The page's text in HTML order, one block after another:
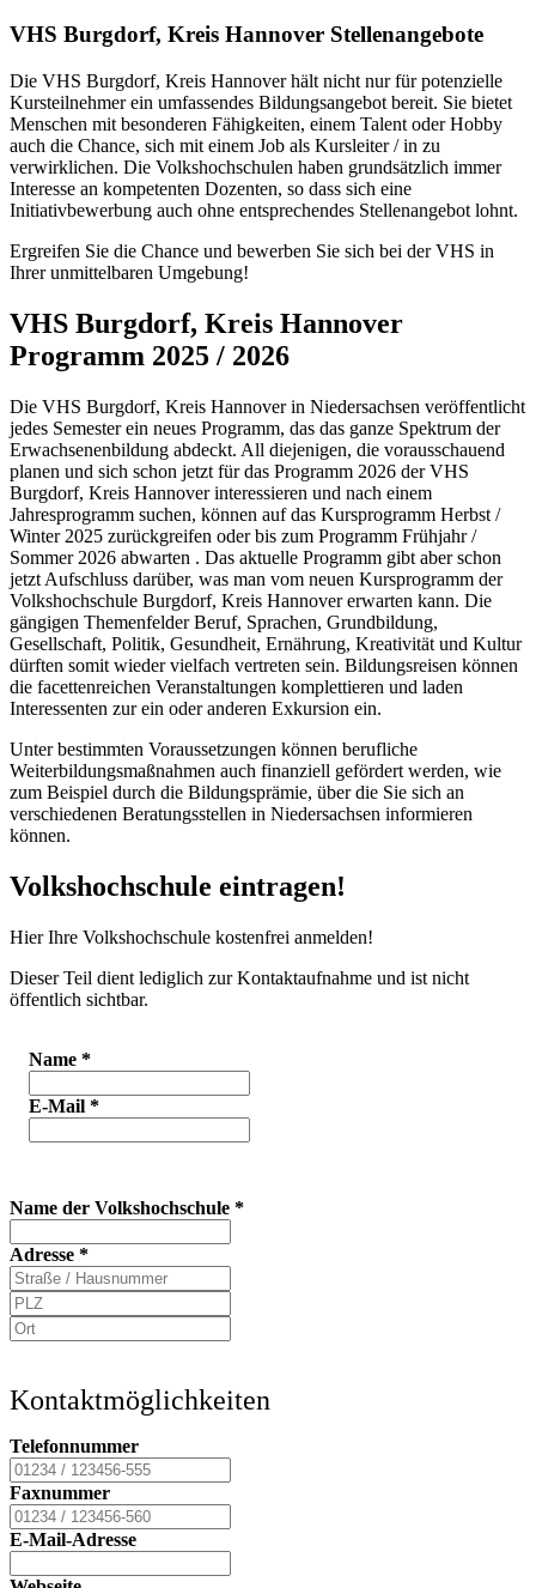
VHS Burgdorf, Kreis Hannover Stellenangebote
Die VHS Burgdorf, Kreis Hannover hält nicht nur für potenzielle
Kursteilnehmer ein umfassendes Bildungsangebot bereit. Sie bietet
Menschen mit besonderen Fähigkeiten, einem Talent oder Hobby
auch die Chance, sich mit einem Job als Kursleiter / in zu
verwirklichen. Die Volkshochschulen haben grundsätzlich immer
Interesse an kompetenten Dozenten, so dass sich eine
Initiativbewerbung auch ohne entsprechendes Stellenangebot lohnt.
Ergreifen Sie die Chance und bewerben Sie sich bei der VHS in
Ihrer unmittelbaren Umgebung!
VHS Burgdorf, Kreis Hannover
Programm 2025 / 2026
Die VHS Burgdorf, Kreis Hannover in Niedersachsen veröffentlicht
jedes Semester ein neues Programm, das das ganze Spektrum der
Erwachsenenbildung abdeckt. All diejenigen, die vorausschauend
planen und sich schon jetzt für das Programm 2026 der VHS
Burgdorf, Kreis Hannover interessieren und nach einem
Jahresprogramm suchen, können auf das Kursprogramm Herbst /
Winter 2025 zurückgreifen oder bis zum Programm Frühjahr /
Sommer 2026 abwarten . Das aktuelle Programm gibt aber schon
jetzt Aufschluss darüber, was man vom neuen Kursprogramm der
Volkshochschule Burgdorf, Kreis Hannover erwarten kann. Die
gängigen Themenfelder Beruf, Sprachen, Grundbildung,
Gesellschaft, Politik, Gesundheit, Ernährung, Kreativität und Kultur
dürften somit wieder vielfach vertreten sein. Bildungsreisen können
die facettenreichen Veranstaltungen komplettieren und laden
Interessenten zur ein oder anderen Exkursion ein.
Unter bestimmten Voraussetzungen können berufliche
Weiterbildungsmaßnahmen auch finanziell gefördert werden, wie
zum Beispiel durch die Bildungsprämie, über die Sie sich an
verschiedenen Beratungsstellen in Niedersachsen informieren
können.
Volkshochschule eintragen!
Hier Ihre Volkshochschule kostenfrei anmelden!
Dieser Teil dient lediglich zur Kontaktaufnahme und ist nicht
öffentlich sichtbar.
Name *
E-Mail *
Name der Volkshochschule *
Adresse *
Kontaktmöglichkeiten
Telefonnummer
Faxnummer
E-Mail-Adresse